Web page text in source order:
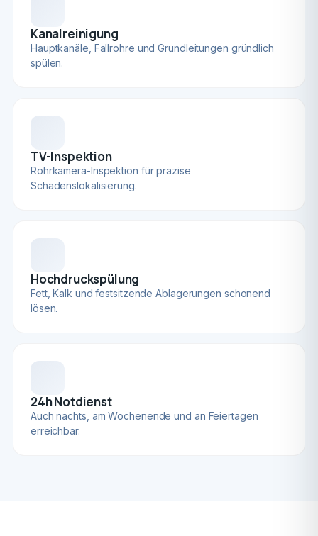
Kanalreinigung
Hauptkanäle, Fallrohre und Grundleitungen gründlich
spülen.
TV-Inspektion
Rohrkamera-Inspektion für präzise
Schadenslokalisierung.
Hochdruckspülung
Fett, Kalk und festsitzende Ablagerungen schonend
lösen.
24h Notdienst
Auch nachts, am Wochenende und an Feiertagen
erreichbar.